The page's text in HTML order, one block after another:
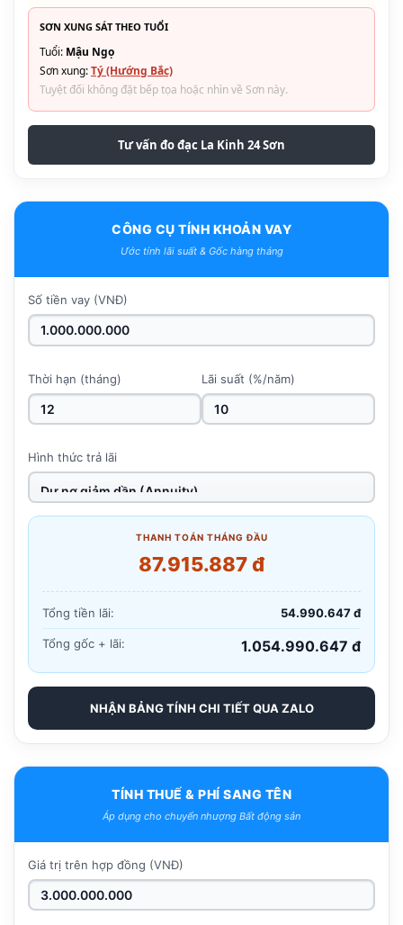
SƠN XUNG SÁT THEO TUỔI
Tuổi: Mậu Ngọ
Sơn xung:Tý (Hướng Bắc)
Tuyệt đối không đặt bếp tọa hoặc nhìn về Sơn này.
Tư vấn đo đạc La Kinh 24 Sơn
CÔNG CỤ TÍNH KHOẢN VAY
Ước tính lãi suất & Gốc hàng tháng
Số tiền vay (VNĐ)
Thời hạn (tháng) Lãi suất (%/năm)
Hình thức trả lãi
THANH TOÁN THÁNG ĐẦU
87.915.887 đ
Tổng tiền lãi: 54.990.647 đ
Tổng gốc + lãi: 1.054.990.647 đ
NHẬN BẢNG TÍNH CHI TIẾT QUA ZALO
TÍNH THUẾ & PHÍ SANG TÊN
Áp dụng cho chuyển nhượng Bất động sản
Giá trị trên hợp đồng (VNĐ)